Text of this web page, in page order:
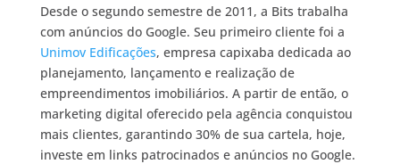
Desde o segundo semestre de 2011, a Bits trabalha
com anúncios do Google. Seu primeiro cliente foi a
Unimov Edificações, empresa capixaba dedicada ao
planejamento, lançamento e realização de
empreendimentos imobiliários. A partir de então, o
marketing digital oferecido pela agência conquistou
mais clientes, garantindo 30% de sua cartela, hoje,
investe em links patrocinados e anúncios no Google.